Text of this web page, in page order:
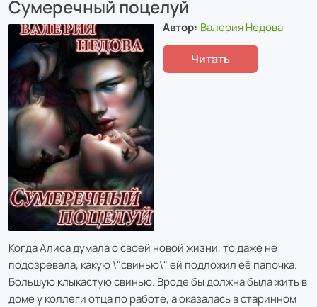
Сумеречный поцелуй
Автор: Валерия Недова
Читать
Когда Алиса думала о своей новой жизни, то даже не
подозревала, какую \"свинью\" ей подложил её папочка.
Большую клыкастую свинью. Вроде бы должна была жить в
доме у коллеги отца по работе, а оказалась в старинном